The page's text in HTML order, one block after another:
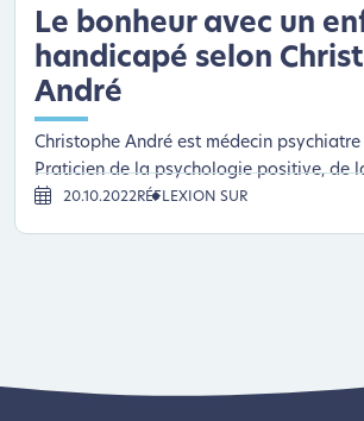
Le bonheur avec un
handicapé selon
André
Christophe André est médecin psychiatre
Praticien de la psychologie positive, de
20.10.2022RÉFLEXION SUR